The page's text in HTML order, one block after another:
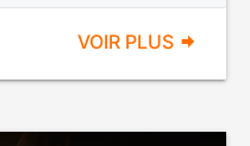
VOIR PLUS